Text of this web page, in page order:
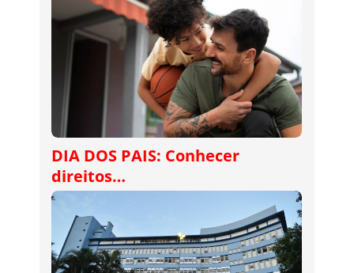
DIA DOS PAIS: Conhecer
direitos…